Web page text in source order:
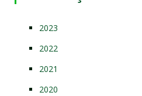
2023
2022
2021
2020